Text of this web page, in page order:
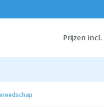
Prijzen incl.